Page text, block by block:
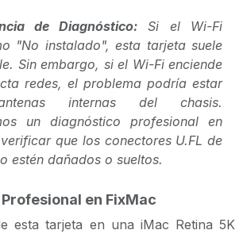
de Diagnóstico: Si el Wi-Fi
"No instalado", esta tarjeta suele
Sin embargo, si el Wi-Fi enciende
redes, el problema podría estar
internas del chasis.
un diagnóstico profesional en
que los conectores U.FL de
estén dañados o sueltos.
en FixMac
esta tarjeta en una iMac Retina 5K